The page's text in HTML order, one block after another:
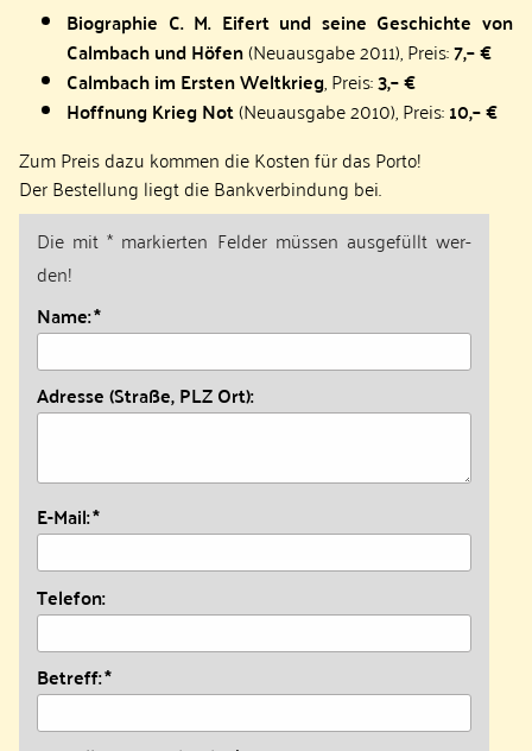
Biographie C. M. Eifert und seine Geschichte von
Calmbach und Höfen(Neuausgabe 2011), Preis:7,– €
Calmbach im Ersten Weltkrieg, Preis:3,– €
Hoffnung Krieg Not(Neuausgabe 2010), Preis:10,– €
Zum Preis dazu kommen die Kosten für das Porto!
Der Bestellung liegt die Bankverbindung bei.
Die mit * mar­kier­ten Fel­der müs­sen aus­ge­füllt wer­
den!
Name:
Adresse (Straße, PLZ Ort):
E-Mail:
Telefon:
Betreff: